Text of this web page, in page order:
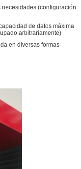
(configuración
de datos máxima
arbitrariamente)
en diversas formas